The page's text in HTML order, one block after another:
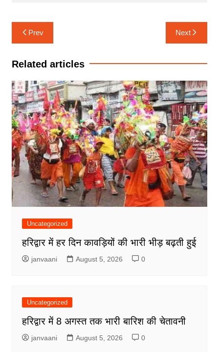
Post
navigation
Prev Next
Related articles
Uncategorized
हरिद्वार में हर दिन कावड़ियों की भारी भीड़ बढ़ती हुई
janvaani August 5, 2026 0
Uncategorized
हरिद्वार में 8 अगस्त तक भारी बारिश की चेतावनी
janvaani August 5, 2026 0